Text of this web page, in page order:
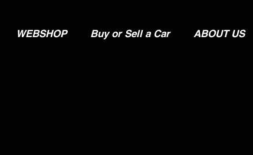
WEBSHOP Buy or Sell a Car ABOUT US